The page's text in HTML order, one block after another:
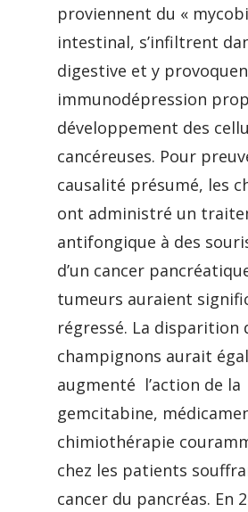
proviennent du «
intestinal, s’infiltrent
digestive et y
immunodépression
développement des
cancéreuses. Pour
causalité présumé, les
ont administré un
antifongique à des
d’un cancer
tumeurs auraient
régressé. La disparition
champignons aurait
augmenté l’action de la
gemcitabine,
chimiothérapie
chez les patients
cancer du pancréas. En